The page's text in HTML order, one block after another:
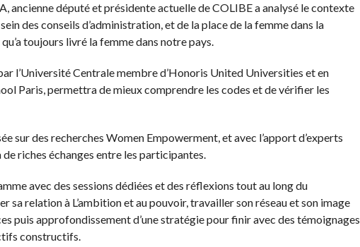
ancienne député et présidente actuelle de COLIBE a analysé le contexte
des conseils d’administration, et de la place de la femme dans la
toujours livré la femme dans notre pays.
l’Université Centrale membre d’Honoris United Universities et en
Paris, permettra de mieux comprendre les codes et de vérifier les
sur des recherches Women Empowerment, et avec l’apport d’experts
riches échanges entre les participantes.
avec des sessions dédiées et des réflexions tout au long du
relation à L’ambition et au pouvoir, travailler son réseau et son image
puis approfondissement d’une stratégie pour finir avec des témoignages
constructifs.